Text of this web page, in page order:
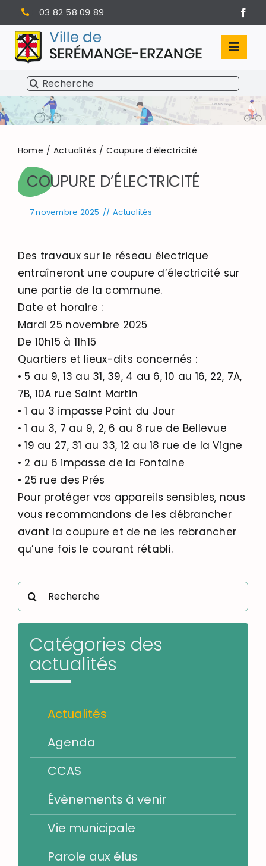
Passer
au
contenu
03 82 58 09 89
SÉRÉMANGE-ERZANGE
VIE MUNICIPALE
VIVRE À SERÉMANGE-ERZANGE
INFOS PRATIQUES
Rechercher:
Home Actualités Coupure d’électricité
COUPURE D’ÉLECTRICITÉ
7 novembre 2025 // Actualités
Des travaux sur le réseau électrique
entraîneront une coupure d’électricité sur
une partie de la commune.
Date et horaire :
Mardi 25 novembre 2025
De 10h15 à 11h15
Quartiers et lieux-dits concernés :
• 5 au 9, 13 au 31, 39, 4 au 6, 10 au 16, 22, 7A,
7B, 10A rue Saint Martin
• 1 au 3 impasse Point du Jour
• 1 au 3, 7 au 9, 2, 6 au 8 rue de Bellevue
• 19 au 27, 31 au 33, 12 au 18 rue de la Vigne
• 2 au 6 impasse de la Fontaine
• 25 rue des Prés
Pour protéger vos appareils sensibles, nous
vous recommandons de les débrancher
avant la coupure et de ne les rebrancher
qu’une fois le courant rétabli.
Rechercher:
Catégories des
actualités
Actualités
Agenda
CCAS
Évènements à venir
Vie municipale
Parole aux élus